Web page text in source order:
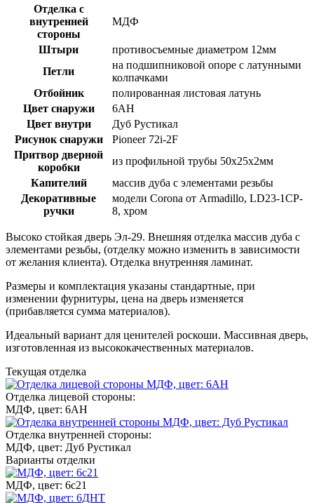
Отделка с
внутренней
стороны
МДФ
Штыри
противосъемные диаметром 12мм
Петли
на подшипниковой опоре с латунными
колпачками
Отбойник
полированная листовая латунь
Цвет снаружи
6АН
Цвет внутри
Дуб Рустикал
Рисунок снаружи
Pioneer 72i-2F
Притвор дверной
коробки
из профильной трубы 50х25х2мм
Капителий
массив дуба с элементами резьбы
Декоративные
ручки
модели Corona от Armadillo, LD23-1CP-
8, хром
Высоко стойкая дверь Эл-29. Внешняя отделка массив дуба с
элементами резьбы, (отделку можно изменить в зависимости
от желания клиента). Отделка внутренняя ламинат.
Размеры и комплектация указаны стандартные, при
изменении фурнитуры, цена на дверь изменяется
(прибавляется сумма материалов).
Идеальный вариант для ценителей роскоши. Массивная дверь,
изготовленная из высококачественных материалов.
Текущая отделка
Отделка лицевой стороны:
МДФ, цвет: 6АН
Отделка внутренней стороны:
МДФ, цвет: Дуб Рустикал
Варианты отделки
МДФ, цвет: 6с21